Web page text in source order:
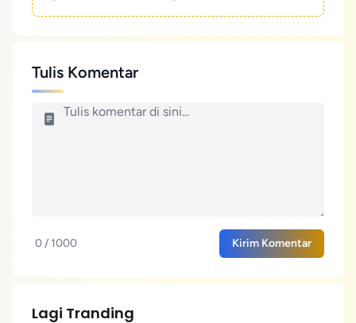
Tulis Komentar
0 / 1000 Kirim Komentar
Lagi Tranding